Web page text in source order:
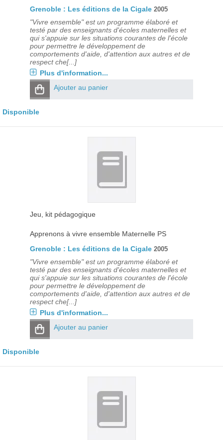
Grenoble : Les éditions de la Cigale 2005
"Vivre ensemble" est un programme élaboré et
testé par des enseignants d'écoles maternelles et
qui s'appuie sur les situations courantes de l'école
pour permettre le développement de
comportements d'aide, d'attention aux autres et de
respect che[...]
Plus d'information...
Ajouter au panier
Disponible
Jeu, kit pédagogique
Apprenons à vivre ensemble Maternelle PS
Grenoble : Les éditions de la Cigale 2005
"Vivre ensemble" est un programme élaboré et
testé par des enseignants d'écoles maternelles et
qui s'appuie sur les situations courantes de l'école
pour permettre le développement de
comportements d'aide, d'attention aux autres et de
respect che[...]
Plus d'information...
Ajouter au panier
Disponible